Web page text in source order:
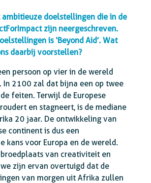
ambitieuze doelstellingen die in de
zijn neergeschreven.
is ‘Beyond Aid’. Wat
daarbij voorstellen?
persoon op vier in de wereld
In 2100 zal dat bijna een op twee
feiten. Terwijl de Europese
en stagneert, is de mediane
20 jaar. De ontwikkeling van
continent is dus een
kans voor Europa en de wereld.
van creativiteit en
zijn ervan overtuigd dat de
van morgen uit Afrika zullen